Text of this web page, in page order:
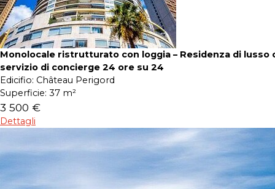
Monolocale ristrutturato con loggia – Residenza di lusso
servizio di concierge 24 ore su 24
Edicifio: Château Perigord
Superficie: 37 m²
3 500 €
Dettagli